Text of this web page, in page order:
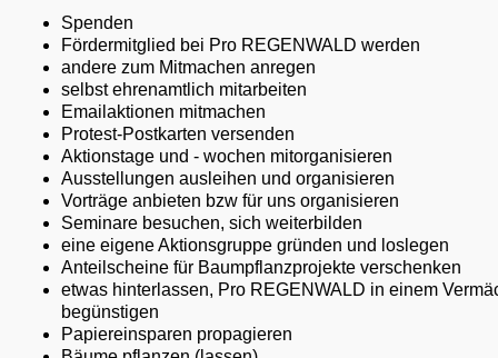
Spenden
Fördermitglied bei Pro REGENWALD werden
andere zum Mitmachen anregen
selbst ehrenamtlich mitarbeiten
Emailaktionen mitmachen
Protest-Postkarten versenden
Aktionstage und - wochen mitorganisieren
Ausstellungen ausleihen und organisieren
Vorträge anbieten bzw für uns organisieren
Seminare besuchen, sich weiterbilden
eine eigene Aktionsgruppe gründen und loslegen
Anteilscheine für Baumpflanzprojekte verschenken
etwas hinterlassen, Pro REGENWALD in einem
begünstigen
Papiereinsparen propagieren